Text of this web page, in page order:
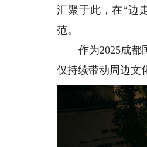
汇聚于此，在“边
范。
作为2025成都国
仅持续带动周边文